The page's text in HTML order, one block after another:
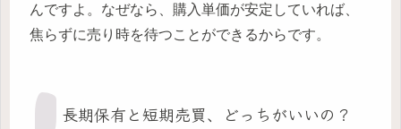
んですよ。なぜなら、購入単価が安定していれば、
焦らずに売り時を待つことができるからです。
長期保有と短期売買、どっちがいいの？